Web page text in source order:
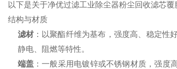
以下是关于净优过滤工业除尘器粉尘回收滤芯覆
结构与材质
滤材：以聚酯纤维为基布，强度高、稳定性
静电、阻燃等特性。
端盖：一般采用电镀锌或不锈钢材质，强度